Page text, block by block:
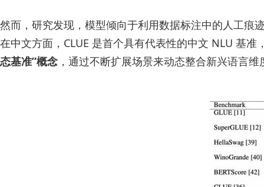
然而，研究发现，模型倾向于利用数据标注中的人工痕
在中文方面，CLUE 是首个具有代表性的中文 NLU 基
态基准”概念 ，通过不断扩展场景来动态整合新兴语言维